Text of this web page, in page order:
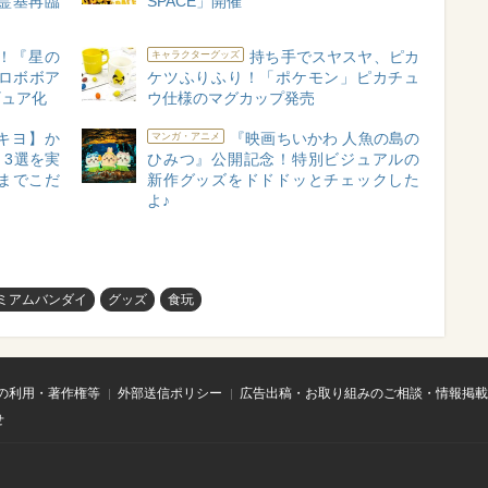
『星の
ボボア
ア化
キャラクターグッズ
持ち手でスヤスヤ、ピカ
ケツふりふり！「ポケモン」ピカチュ
ウ仕様のマグカップ発売
ヨ】か
3選を実
でこだ
マンガ・アニメ
『映画ちいかわ 人魚の島の
ひみつ』公開記念！特別ビジュアルの
新作グッズをドドドッとチェックした
よ♪
アムバンダイ グッズ 食玩
利用・著作権等 外部送信ポリシー
広告出稿・お取り組みのご相談・情報掲